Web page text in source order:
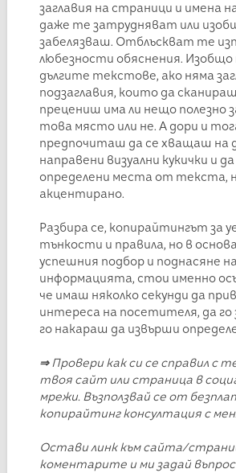
заглавия на страници и имена
даже те затрудняват или
забелязваш. Отблъскват те
любезности обяснения.
дългите текстове, ако няма
подзаглавия, които да
прецениш има ли нещо полезно
това място или не. А дори и
предпочиташ да се хващаш на
направени визуални кукички и
определени места от текста,
акцентирано.
Разбира се, копирайтингът за
тънкости и правила, но в
успешния подбор и поднасяне на
информацията, стои именно
че имаш няколко секунди да
интереса на посетителя, да го
го накараш да извърши
⇒Провери как си се справил с
твоя сайт или страница в
мрежи. Възползвай се от
копирайтинг консултация с
Остави линк към сайта/
коментарите и ми задай